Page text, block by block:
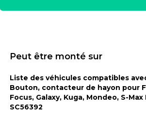
Peut être monté sur
Liste des véhicules compatibles
Bouton, contacteur de hayon pour
Focus, Galaxy, Kuga, Mondeo, S-Max
SC56392